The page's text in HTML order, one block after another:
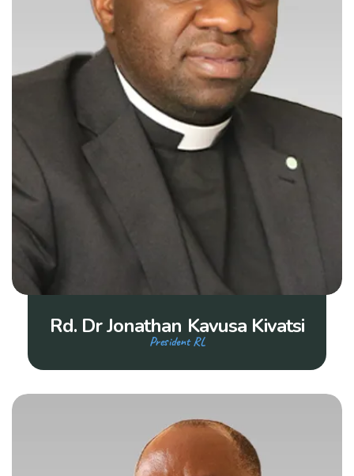
Rd. Dr Jonathan Kavusa Kivatsi
President RL